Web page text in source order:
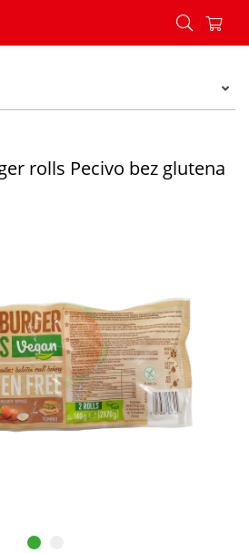
rolls Pecivo bez glutena
rolls Pecivo bez glutena